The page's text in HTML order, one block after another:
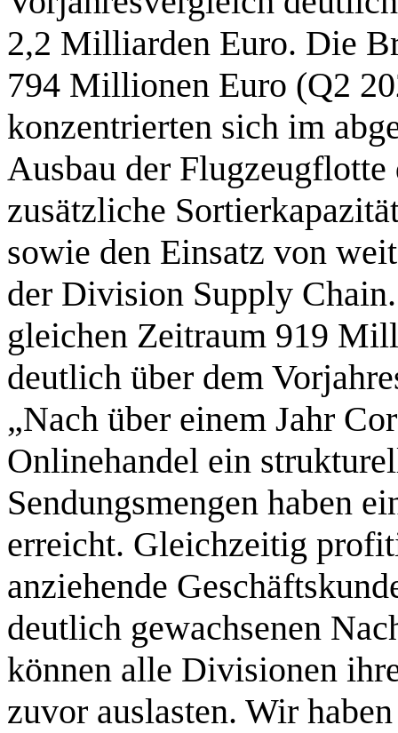
2,2 Milliarden Euro. Die
794 Millionen Euro (Q2
konzentrierten sich im
Ausbau der
zusätzliche
sowie den Einsatz von
der Division Supply
gleichen Zeitraum 919
deutlich über dem
„Nach über einem Jahr
Onlinehandel ein
Sendungsmengen haben
erreicht. Gleichzeitig
anziehende
deutlich gewachsenen
können alle Divisionen
zuvor auslasten. Wir